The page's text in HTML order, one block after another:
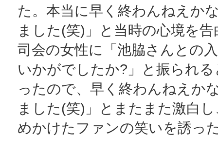
た。本当に早く終わんねえか
ました(笑)」と当時の心境を
司会の女性に「池脇さんとの
いかがでしたか?」と振られ
ったので、早く終わんねえか
ました(笑)」とまたまた激白
めかけたファンの笑いを誘っ